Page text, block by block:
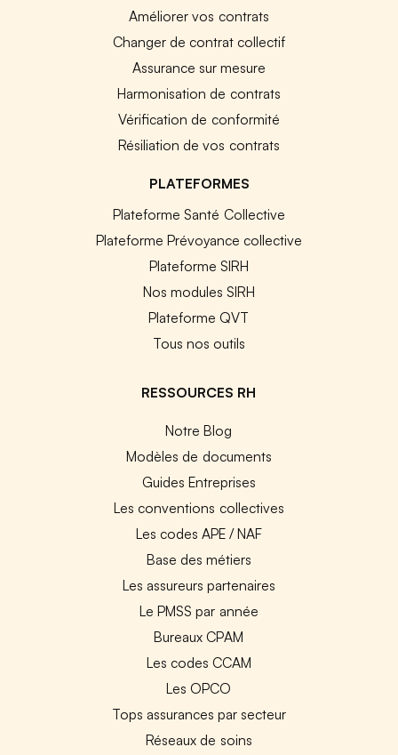
Améliorer vos contrats
Changer de contrat collectif
Assurance sur mesure
Harmonisation de contrats
Vérification de conformité
Résiliation de vos contrats
PLATEFORMES
Plateforme Santé Collective
Plateforme Prévoyance collective
Plateforme SIRH
Nos modules SIRH
Plateforme QVT
Tous nos outils
RESSOURCES RH
Notre Blog
Modèles de documents
Guides Entreprises
Les conventions collectives
Les codes APE / NAF
Base des métiers
Les assureurs partenaires
Le PMSS par année
Bureaux CPAM
Les codes CCAM
Les OPCO
Tops assurances par secteur
Réseaux de soins